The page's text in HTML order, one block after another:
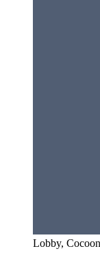
Lobby,